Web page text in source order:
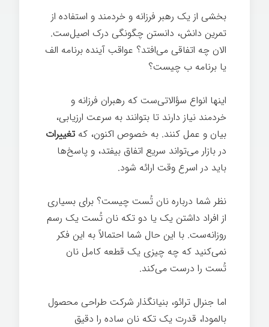
بخشی از یک رهبر فرزانه و خردمند و استفاده از
تمرین دانش، دانستن چگونگی درک اصیل‌ست.
الان چه اتفاقی می‌افتد؟ عواقب آینده برنامه الف
یا برنامه ب چیست؟
اینها انواع سؤالاتی‌ست که رهبران فرزانه و
خردمند نیاز دارند تا بتوانند به سرعت ارزیابی،
بیان و عمل کنند. به خصوص اکنون، که تغییرات
در بازار می‌تواند سریع اتفاق بیفتد، و پاسخ‌ها
باید در اسرع وقت ارائه شود.
نظر شما درباره نان تُست چیست؟ برای بسیاری
از افراد داشتن یک یا دو تکه نان تُست یک رسم
روزانه‌ست. با این حال شما احتمالاً به این فکر
نمی‌کنید که چه چیزی یک قطعه کامل نان
تُست را درست می‌کند.
اما جنرال ترائو، بنیانگذار شرکت طراحی محصول
بالمودا، قدرت یک تکه نان ساده را دقیق